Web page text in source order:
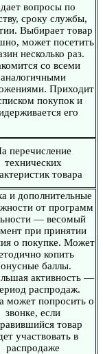
вопросы по
сроку службы,
Выбирает товар
может посетить
несколько раз.
со всеми
аналогичными
Приходит
покупок и
его
перечисление
технических
товара
и дополнительные
от программ
— весомый
при принятии
о покупке. Может
копить
баллы.
активность —
распродаж.
может попросить о
звонке, если
товар
участвовать в
распродаже